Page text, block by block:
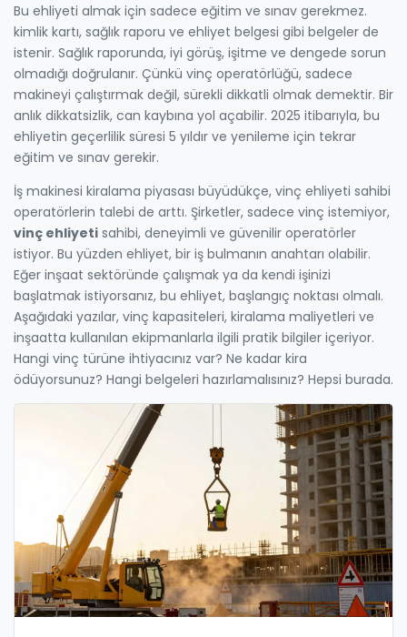
Bu ehliyeti almak için sadece eğitim ve sınav gerekmez.
kimlik kartı, sağlık raporu ve ehliyet belgesi gibi belgeler de
istenir. Sağlık raporunda, iyi görüş, işitme ve dengede sorun
olmadığı doğrulanır. Çünkü vinç operatörlüğü, sadece
makineyi çalıştırmak değil, sürekli dikkatli olmak demektir. Bir
anlık dikkatsizlik, can kaybına yol açabilir. 2025 itibarıyla, bu
ehliyetin geçerlilik süresi 5 yıldır ve yenileme için tekrar
eğitim ve sınav gerekir.
İş makinesi kiralama piyasası büyüdükçe, vinç ehliyeti sahibi
operatörlerin talebi de arttı. Şirketler, sadece vinç istemiyor,
vinç ehliyeti sahibi, deneyimli ve güvenilir operatörler
istiyor. Bu yüzden ehliyet, bir iş bulmanın anahtarı olabilir.
Eğer inşaat sektöründe çalışmak ya da kendi işinizi
başlatmak istiyorsanız, bu ehliyet, başlangıç noktası olmalı.
Aşağıdaki yazılar, vinç kapasiteleri, kiralama maliyetleri ve
inşaatta kullanılan ekipmanlarla ilgili pratik bilgiler içeriyor.
Hangi vinç türüne ihtiyacınız var? Ne kadar kira
ödüyorsunuz? Hangi belgeleri hazırlamalısınız? Hepsi burada.